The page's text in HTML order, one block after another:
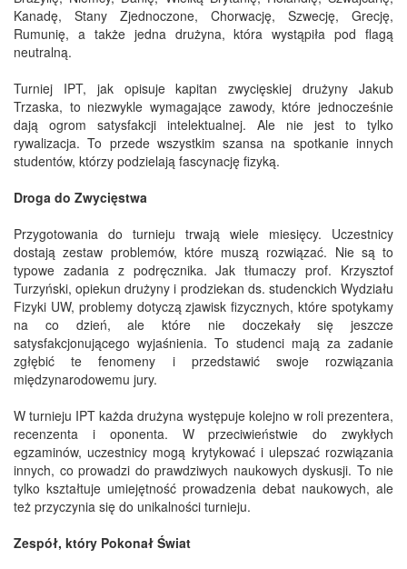
Kanadę, Stany Zjednoczone, Chorwację, Szwecję, Grecję,
Rumunię, a także jedna drużyna, która wystąpiła pod flagą
neutralną.
Turniej IPT, jak opisuje kapitan zwycięskiej drużyny Jakub
Trzaska, to niezwykle wymagające zawody, które jednocześnie
dają ogrom satysfakcji intelektualnej. Ale nie jest to tylko
rywalizacja. To przede wszystkim szansa na spotkanie innych
studentów, którzy podzielają fascynację fizyką.
Droga do Zwycięstwa
Przygotowania do turnieju trwają wiele miesięcy. Uczestnicy
dostają zestaw problemów, które muszą rozwiązać. Nie są to
typowe zadania z podręcznika. Jak tłumaczy prof. Krzysztof
Turzyński, opiekun drużyny i prodziekan ds. studenckich Wydziału
Fizyki UW, problemy dotyczą zjawisk fizycznych, które spotykamy
na co dzień, ale które nie doczekały się jeszcze
satysfakcjonującego wyjaśnienia. To studenci mają za zadanie
zgłębić te fenomeny i przedstawić swoje rozwiązania
międzynarodowemu jury.
W turnieju IPT każda drużyna występuje kolejno w roli prezentera,
recenzenta i oponenta. W przeciwieństwie do zwykłych
egzaminów, uczestnicy mogą krytykować i ulepszać rozwiązania
innych, co prowadzi do prawdziwych naukowych dyskusji. To nie
tylko kształtuje umiejętność prowadzenia debat naukowych, ale
też przyczynia się do unikalności turnieju.
Zespół, który Pokonał Świat